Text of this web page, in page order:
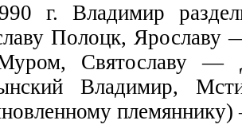
г. Владимир
Полоцк,
Святославу —
Владимир,